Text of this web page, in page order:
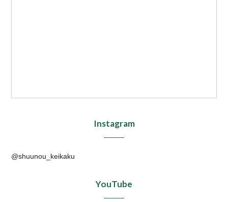
Instagram
@shuunou_keikaku
YouTube